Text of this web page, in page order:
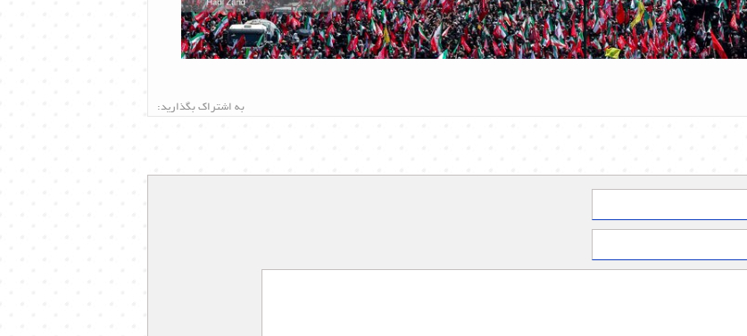
به اشتراک بگذارید: